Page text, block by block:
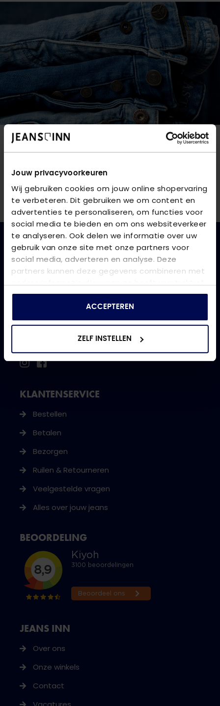
Jouw privacyvoorkeuren
Wij gebruiken cookies om jouw online shopervaring
te verbeteren. Dit gebruiken we om content en
advertenties te personaliseren, om functies voor
social media te bieden en om ons websiteverkeer
te analyseren. Ook delen we informatie over uw
gebruik van onze site met onze partners voor
social media, adverteren en analyse. Deze
partners kunnen deze gegevens combineren met
andere informatie die u aan ze heeft verstrekt of
die ze hebben verzameld op basis van uw gebruik
ACCEPTEREN
ZELF INSTELLEN
NIEUWSBRIEF
Blijf op de hoogte van nieuwe artikelen,
spijkerharde deals en leuke verrassingen
CONTACT
Onze klantenservice is bereikbaar op werkdagen
van 08.30 tot 17.00 uur.
webshop@jeansinn.nl
JEANS INN
Over ons
Onze winkels
Contact
KLANTENSERVICE
Bestellen
Betalen
Bezorgen
Ruilen & Retourneren
Veelgestelde vragen
Alles over jouw jeans
BEOORDELING